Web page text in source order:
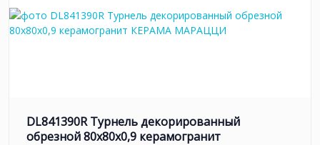
DL841390R Турнель декорированный
обрезной 80x80x0,9 керамогранит